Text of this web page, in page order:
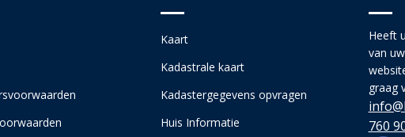
Kaart
Kadastrale kaart
Kadastergegevens opvragen
Huis Informatie
Heeft
van
graag
760